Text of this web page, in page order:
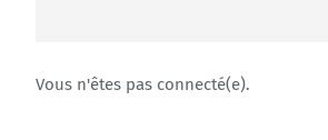
Vous n'êtes pas connecté(e).